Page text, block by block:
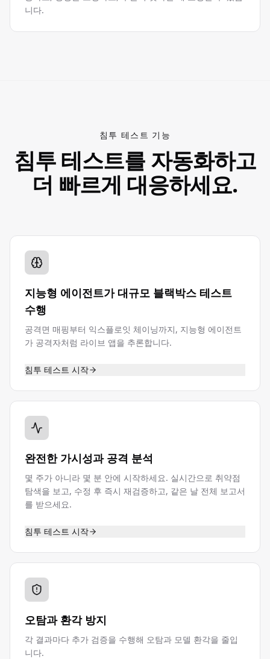
니다.
침투 테스트 기능
침투 테스트를 자동화하고
더 빠르게 대응하세요.
지능형 에이전트가 대규모 블랙박스 테스트
수행
공격면 매핑부터 익스플로잇 체이닝까지, 지능형 에이전트
가 공격자처럼 라이브 앱을 추론합니다.
침투 테스트 시작
완전한 가시성과 공격 분석
몇 주가 아니라 몇 분 안에 시작하세요. 실시간으로 취약점
탐색을 보고, 수정 후 즉시 재검증하고, 같은 날 전체 보고서
를 받으세요.
침투 테스트 시작
오탐과 환각 방지
각 결과마다 추가 검증을 수행해 오탐과 모델 환각을 줄입
니다.